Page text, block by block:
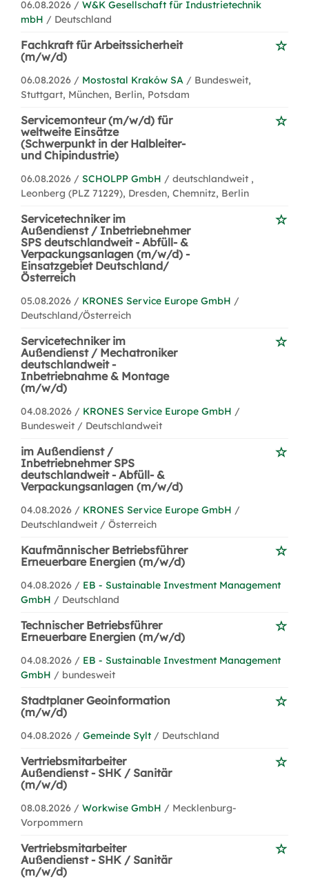
06.08.2026 / W&K Gesellschaft für Industrietechnik
mbH / Deutschland
Fachkraft für Arbeitssicherheit
(m/w/d)
06.08.2026 / Mostostal Kraków SA / Bundesweit,
Stuttgart, München, Berlin, Potsdam
Servicemonteur (m/w/d) für
weltweite Einsätze
(Schwerpunkt in der Halbleiter-
und Chipindustrie)
06.08.2026 / SCHOLPP GmbH / deutschlandweit ,
Leonberg (PLZ 71229), Dresden, Chemnitz, Berlin
Servicetechniker im
Außendienst / Inbetriebnehmer
SPS deutschlandweit - Abfüll- &
Verpackungsanlagen (m/w/d) -
Einsatzgebiet Deutschland/
Österreich
05.08.2026 / KRONES Service Europe GmbH /
Deutschland/Österreich
Servicetechniker im
Außendienst / Mechatroniker
deutschlandweit -
Inbetriebnahme & Montage
(m/w/d)
04.08.2026 / KRONES Service Europe GmbH /
Bundesweit / Deutschlandweit
im Außendienst /
Inbetriebnehmer SPS
deutschlandweit - Abfüll- &
Verpackungsanlagen (m/w/d)
04.08.2026 / KRONES Service Europe GmbH /
Deutschlandweit / Österreich
Kaufmännischer Betriebsführer
Erneuerbare Energien (m/w/d)
04.08.2026 / EB - Sustainable Investment Management
GmbH / Deutschland
Technischer Betriebsführer
Erneuerbare Energien (m/w/d)
04.08.2026 / EB - Sustainable Investment Management
GmbH / bundesweit
Stadtplaner Geoinformation
(m/w/d)
04.08.2026 / Gemeinde Sylt / Deutschland
Vertriebsmitarbeiter
Außendienst - SHK / Sanitär
(m/w/d)
08.08.2026 / Workwise GmbH / Mecklenburg-
Vorpommern
Vertriebsmitarbeiter
Außendienst - SHK / Sanitär
(m/w/d)